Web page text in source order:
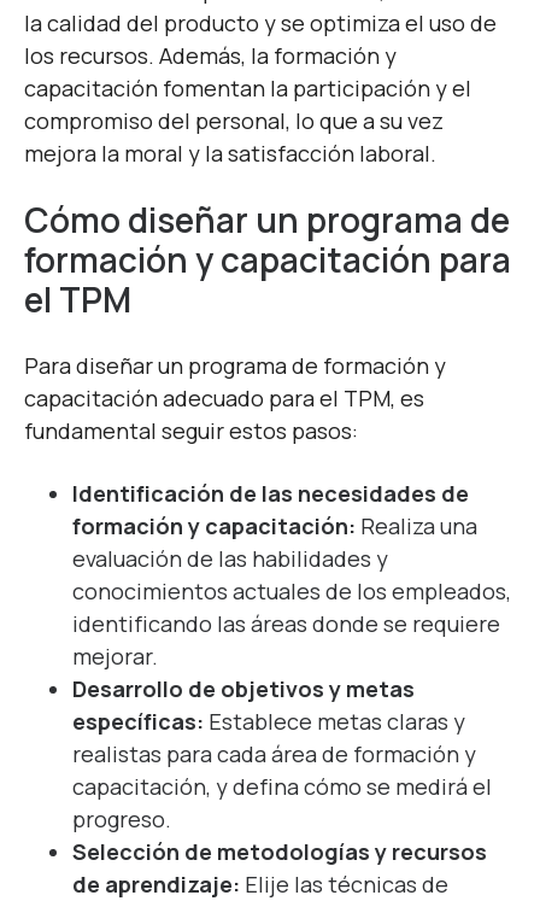
la calidad del producto y se optimiza el uso de
los recursos. Además, la formación y
capacitación fomentan la participación y el
compromiso del personal, lo que a su vez
mejora la moral y la satisfacción laboral.
Cómo diseñar un programa de
formación y capacitación para
el TPM
Para diseñar un programa de formación y
capacitación adecuado para el TPM, es
fundamental seguir estos pasos:
Identificación de las necesidades de
formación y capacitación: Realiza una
evaluación de las habilidades y
conocimientos actuales de los empleados,
identificando las áreas donde se requiere
mejorar.
Desarrollo de objetivos y metas
específicas: Establece metas claras y
realistas para cada área de formación y
capacitación, y defina cómo se medirá el
progreso.
Selección de metodologías y recursos
de aprendizaje: Elije las técnicas de